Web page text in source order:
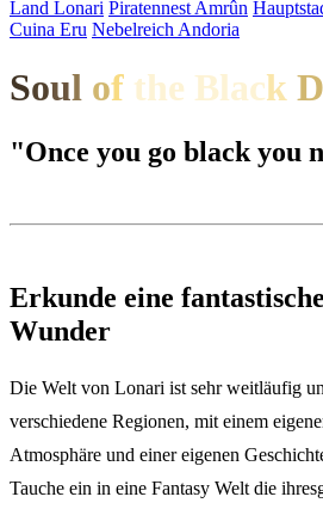
Land Lonari Piratennest Amrûn H
Cuina Eru Nebelreich Andoria
Soul of the Black D
"Once you go black you
Erkunde eine
Wunder
Die Welt von Lonari ist sehr weitläufig
verschiedene Regionen, mit einem
Atmosphäre und einer eigenen
Tauche ein in eine Fantasy Welt die